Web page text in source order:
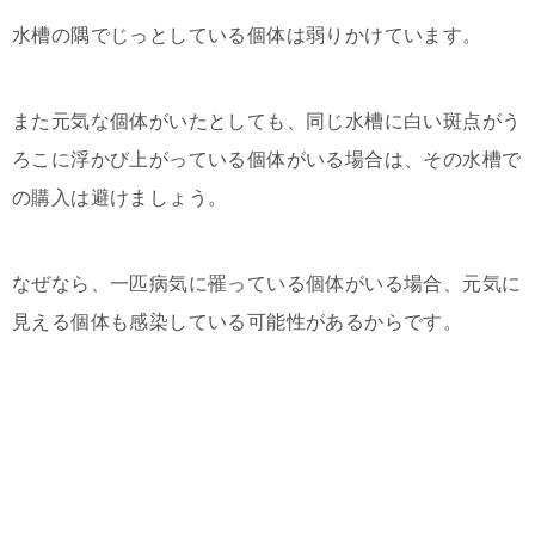
水槽の隅でじっとしている個体は弱りかけています。
また元気な個体がいたとしても、同じ水槽に白い斑点がう
ろこに浮かび上がっている個体がいる場合は、その水槽で
の購入は避けましょう。
なぜなら、一匹病気に罹っている個体がいる場合、元気に
見える個体も感染している可能性があるからです。